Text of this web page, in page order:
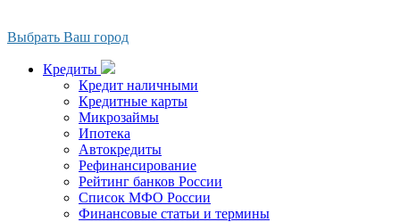
Выбрать Ваш город
Кредиты
Кредит наличными
Кредитные карты
Микрозаймы
Ипотека
Автокредиты
Рефинансирование
Рейтинг банков России
Список МФО России
Финансовые статьи и термины